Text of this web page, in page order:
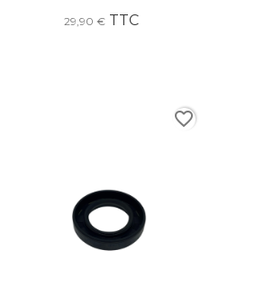
29,90 €TTC
favorite_border